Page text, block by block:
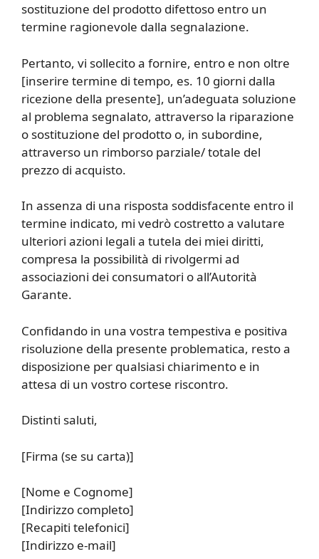
sostituzione del prodotto difettoso entro un
termine ragionevole dalla segnalazione.
Pertanto, vi sollecito a fornire, entro e non oltre
[inserire termine di tempo, es. 10 giorni dalla
ricezione della presente], un’adeguata soluzione
al problema segnalato, attraverso la riparazione
o sostituzione del prodotto o, in subordine,
attraverso un rimborso parziale/ totale del
prezzo di acquisto.
In assenza di una risposta soddisfacente entro il
termine indicato, mi vedrò costretto a valutare
ulteriori azioni legali a tutela dei miei diritti,
compresa la possibilità di rivolgermi ad
associazioni dei consumatori o all’Autorità
Garante.
Confidando in una vostra tempestiva e positiva
risoluzione della presente problematica, resto a
disposizione per qualsiasi chiarimento e in
attesa di un vostro cortese riscontro.
Distinti saluti,
[Firma (se su carta)]
[Nome e Cognome]
[Indirizzo completo]
[Recapiti telefonici]
[Indirizzo e-mail]